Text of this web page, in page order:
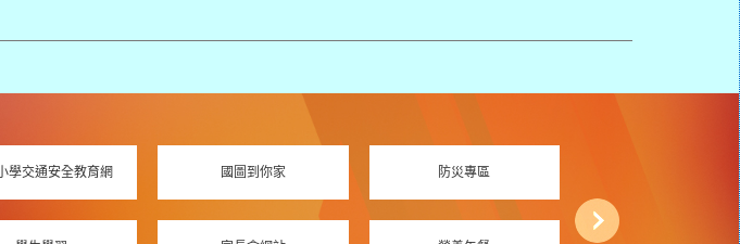
學交通安全教育網 國圖到你家 防災專區